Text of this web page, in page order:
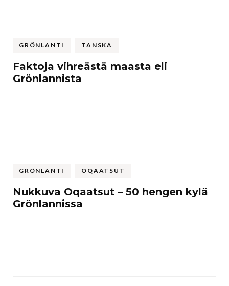
GRÖNLANTI TANSKA
Faktoja vihreästä maasta eli
Grönlannista
GRÖNLANTI OQAATSUT
Nukkuva Oqaatsut – 50 hengen kylä
Grönlannissa